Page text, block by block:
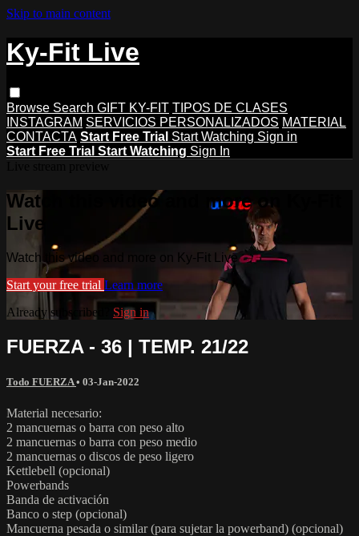
Skip to main content
Ky-Fit Live
Browse Search GIFT KY-FIT TIPOS DE CLASES
INSTAGRAM SERVICIOS PERSONALIZADOS MATERIAL
CONTACTA Start Free Trial Start Watching Sign in
Start Free Trial Start Watching Sign In
Watch this video and more on Ky-Fit
Live
Watch this video and more on Ky-Fit Live
Start your free trial Learn more
Already subscribed? Sign in
FUERZA - 36 | TEMP. 21/22
Todo FUERZA• 03-Jan-2022
Material necesario:
2 mancuernas o barra con peso alto
2 mancuernas o barra con peso medio
2 mancuernas o discos de peso ligero
Kettlebell (opcional)
Powerbands
Banda de activación
Banco o step (opcional)
Mancuerna pesada o similar (para sujetar la powerband) (opcional)